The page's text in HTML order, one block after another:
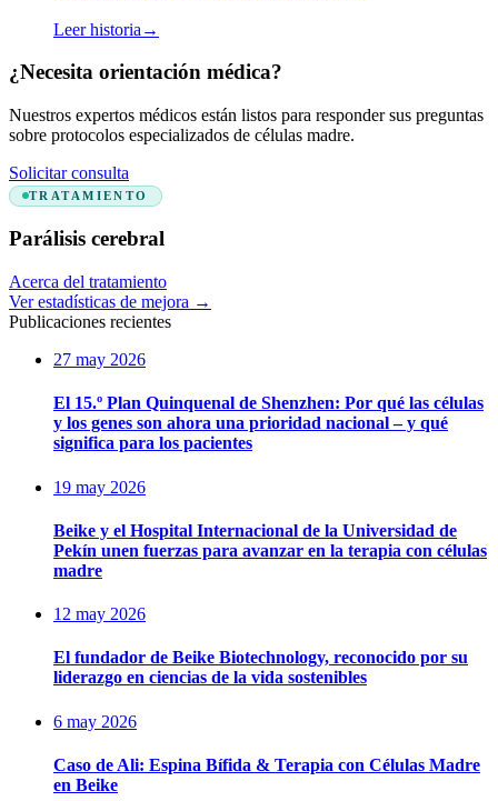
Leer historia →
¿Necesita orientación médica?
Nuestros expertos médicos están listos para responder sus preguntas
sobre protocolos especializados de células madre.
Solicitar consulta
TRATAMIENTO
Parálisis cerebral
Acerca del tratamiento
Ver estadísticas de mejora →
Publicaciones recientes
27 may 2026
El 15.º Plan Quinquenal de Shenzhen: Por qué las células
y los genes son ahora una prioridad nacional – y qué
significa para los pacientes
19 may 2026
Beike y el Hospital Internacional de la Universidad de
Pekín unen fuerzas para avanzar en la terapia con células
madre
12 may 2026
El fundador de Beike Biotechnology, reconocido por su
liderazgo en ciencias de la vida sostenibles
6 may 2026
Caso de Ali: Espina Bífida & Terapia con Células Madre
en Beike